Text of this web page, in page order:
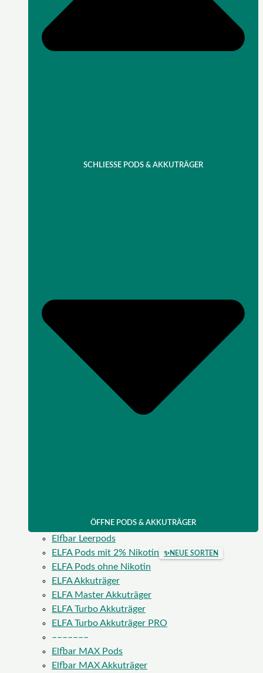
SCHLIESSE PODS & AKKUTRÄGER
ÖFFNE PODS & AKKUTRÄGER
Elfbar Leerpods
ELFA Pods mit 2% Nikotin
✨NEUE SORTEN
ELFA Pods ohne Nikotin
ELFA Akkuträger
ELFA Master Akkuträger
ELFA Turbo Akkuträger
ELFA Turbo Akkuträger PRO
–––––––
Elfbar MAX Pods
Elfbar MAX Akkuträger